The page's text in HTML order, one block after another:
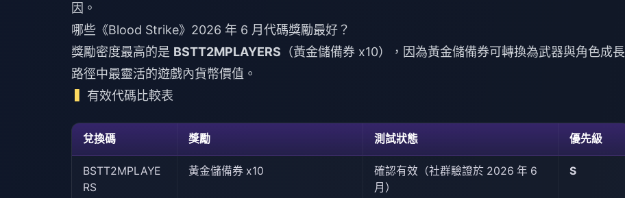
因。
哪些《Blood Strike》2026 年 6 月代碼獎勵最好？
獎勵密度最高的是 BSTT2MPLAYERS （黃金儲備券 x10），因為黃金儲備券可轉換為武器與角色成長
路徑中最靈活的遊戲內貨幣價值。
有效代碼比較表
兌換碼 獎勵 測試狀態 優先級
BSTT2MPLAYE
RS
黃金儲備券 x10
確認有效（社群驗證於 2026 年 6
月）
S